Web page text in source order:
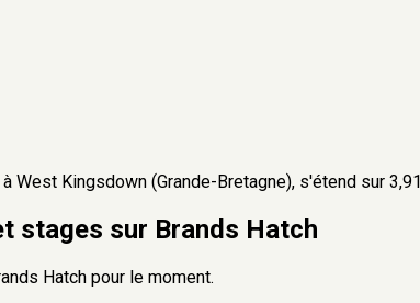
West Kingsdown (Grande-Bretagne), s'étend sur
stages sur Brands Hatch
Hatch pour le moment.